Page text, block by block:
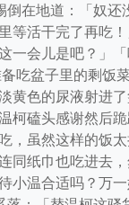
在地道：「奴
活干完了再吃
一会儿是吧？」
盆子里的剩饭
色的尿液射进
磕头感谢然后
虽然这样的饭
纸巾也吃进去
小温合适吗？万